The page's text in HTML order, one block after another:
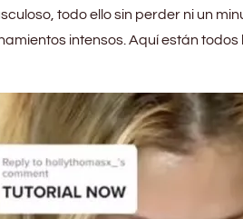
todo ello sin perder ni un
intensos. Aquí están